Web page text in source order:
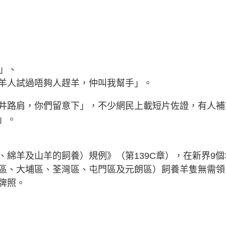
、
人試過唔夠人趕羊，仲叫我幫手」。
路肩，你們留意下」，不少網民上載短片佐證，有人
。
綿羊及山羊的飼養）規例》（第139C章），在新界9
、大埔區、荃灣區、屯門區及元朗區）飼養羊隻無需領
照。